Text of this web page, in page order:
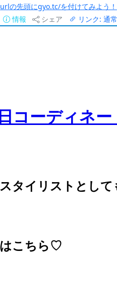
urlの先頭にgyo.tc/を付けてみよう！
情報
シェア リンク: 通常